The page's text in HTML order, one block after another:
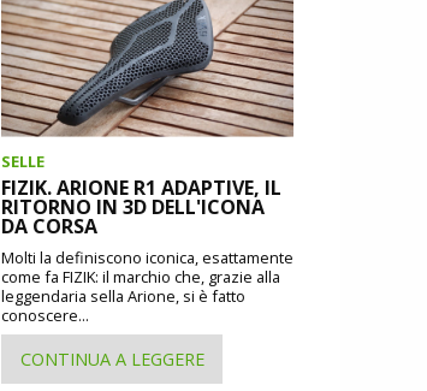
SELLE
FIZIK. ARIONE R1 ADAPTIVE, IL
RITORNO IN 3D DELL'ICONA
DA CORSA
Molti la definiscono iconica, esattamente
come fa FIZIK: il marchio che, grazie alla
leggendaria sella Arione, si è fatto
conoscere...
CONTINUA A LEGGERE